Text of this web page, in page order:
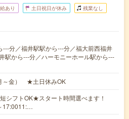
あり 土日祝日が休み 残業なし
---分／福井駅駅から---分／福大前西福井
駅から---分／ハーモニーホール駅から---
～金） ★土日休みOK
シフトOK★スタート時間選べます！
17:0011:…